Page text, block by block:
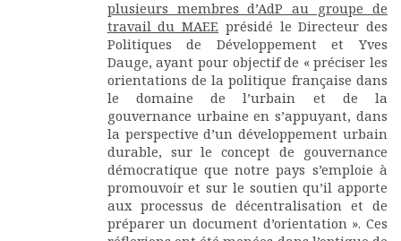
plusieurs membres d’AdP au groupe de
travail du MAEE présidé le Directeur des
Politiques de Développement et Yves
Dauge, ayant pour objectif de « préciser les
orientations de la politique française dans
le domaine de l’urbain et de la
gouvernance urbaine en s’appuyant, dans
la perspective d’un développement urbain
durable, sur le concept de gouvernance
démocratique que notre pays s’emploie à
promouvoir et sur le soutien qu’il apporte
aux processus de décentralisation et de
préparer un document d’orientation ». Ces